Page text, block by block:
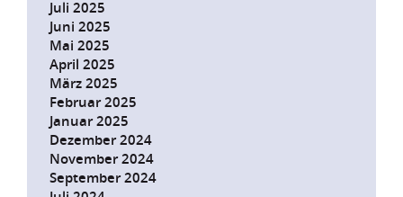
Juli 2025
Juni 2025
Mai 2025
April 2025
März 2025
Februar 2025
Januar 2025
Dezember 2024
November 2024
September 2024